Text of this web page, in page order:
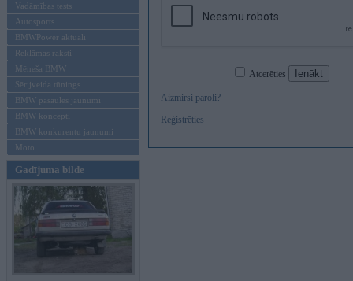
Vadāmības tests
Autosports
BMWPower aktuāli
Reklāmas raksti
Mēneša BMW
Sērijveida tūnings
BMW pasaules jaunumi
BMW koncepti
BMW konkurentu jaunumi
Moto
Gadījuma bilde
Atcerēties
Aizmirsi paroli?
Reģistrēties